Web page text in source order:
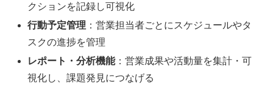
クションを記録し可視化
行動予定管理 ：営業担当者ごとにスケジュールやタ
スクの進捗を管理
レポート・分析機能：営業成果や活動量を集計・可
視化し、課題発見につなげる